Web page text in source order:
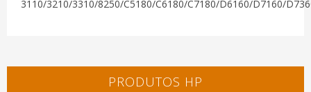
3110/3210/3310/8250/C5180/C6180/C7180/D6160/D7160/
PRODUTOS HP